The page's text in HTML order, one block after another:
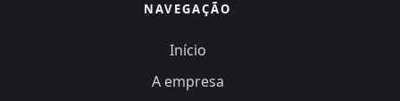
NAVEGAÇÃO
Início
A empresa